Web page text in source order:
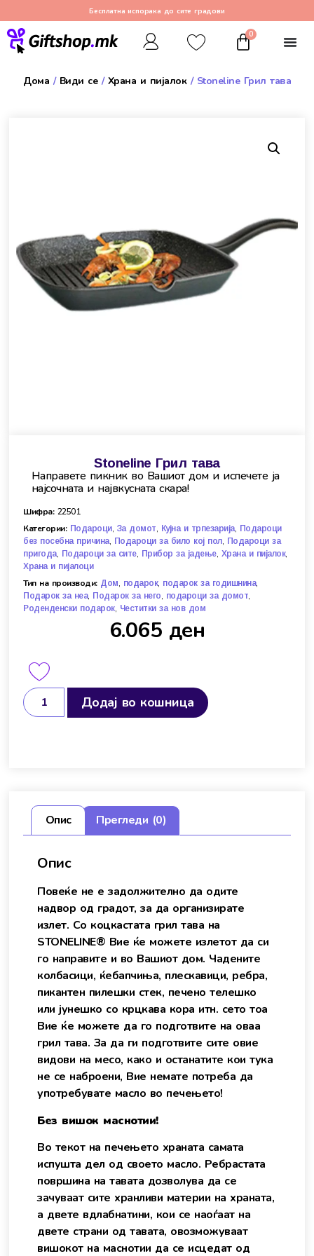
Бесплатна испорака до сите градови
0
Дома / Види се/ Храна и пијалок/ Stoneline Грил тава
Stoneline Грил тава
Направете пикник во Вашиот дом и испечете ја
најсочната и највкусната скара!
Шифра: 22501
Категории: Подароци, За домот, Кујна и трпезарија, Подароци
без посебна причина, Подароци за било кој пол, Подароци за
пригода, Подароци за сите, Прибор за јадење, Храна и пијалок,
Храна и пијалоци
Тип на производи: Дом, подарок, подарок за годишнина,
Подарок за неа, Подарок за него, подароци за домот,
Роденденски подарок, Честитки за нов дом
6.065 ден
Додај во кошница
Опис Прегледи (0)
Опис
Повеќе не е задолжително да одите
надвор од градот, за да организирате
излет. Со коцкастата грил тава на
STONELINE® Вие ќе можете излетот да си
го направите и во Вашиот дом. Чадените
колбасици, ќебапчиња, плескавици, ребра,
пикантен пилешки стек, печено телешко
или јунешко со крцкава кора итн. сето тоа
Вие ќе можете да го подготвите на оваа
грил тава. За да ги подготвите сите овие
видови на месо, како и останатите кои тука
не се наброени, Вие немате потреба да
употребувате масло во печењето!
Без вишок маснотии!
Во текот на печењето храната самата
испушта дел од своето масло. Ребрастата
површина на тавата дозволува да се
зачуваат сите хранливи материи на храната,
а двете вдлабнатини, кои се наоѓаат на
двете страни од тавата, овозможуваат
вишокот на маснотии да се исцедат од